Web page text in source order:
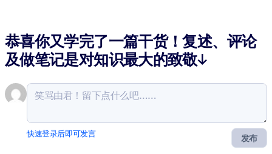
恭喜你又学完了一篇干货！复述、评论
及做笔记是对知识最大的致敬↓
发布
快速登录后即可发言